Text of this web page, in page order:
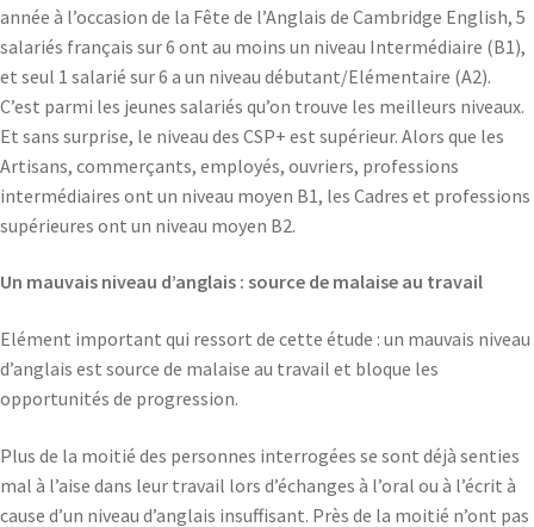
année à l’occasion de la Fête de l’Anglais de Cambridge English, 5
salariés français sur 6 ont au moins un niveau Intermédiaire (B1),
et seul 1 salarié sur 6 a un niveau débutant/Elémentaire (A2).
C’est parmi les jeunes salariés qu’on trouve les meilleurs niveaux.
Et sans surprise, le niveau des CSP+ est supérieur. Alors que les
Artisans, commerçants, employés, ouvriers, professions
intermédiaires ont un niveau moyen B1, les Cadres et professions
supérieures ont un niveau moyen B2.
Un mauvais niveau d’anglais : source de malaise au travail
Elément important qui ressort de cette étude : un mauvais niveau
d’anglais est source de malaise au travail et bloque les
opportunités de progression.
Plus de la moitié des personnes interrogées se sont déjà senties
mal à l’aise dans leur travail lors d’échanges à l’oral ou à l’écrit à
cause d’un niveau d’anglais insuffisant. Près de la moitié n’ont pas